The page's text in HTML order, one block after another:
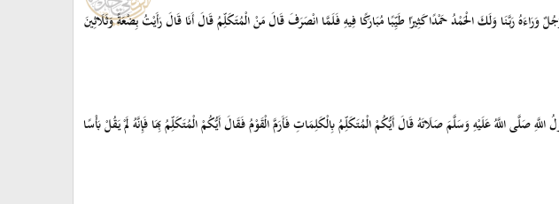
رَبَّنَا وَلَكَ الْحَمْدُ حَمْدًا كَثِيرًا طَيِّبًا مُبَارَكًا فِيهِ فَلَمَّا انْصَرَفَ قَالَ مَنْ الْمُتَكَلِّمُ قَالَ أَنَا قَالَ رَأَيْتُ بِضْعَةً وَثَلَاثِينَ
صَلَّى اللَّهُ عَلَيْهِ وَسَلَّمَ صَلَاتَهُ قَالَ أَيُّكُمْ الْمُتَكَلِّمُ بِالْكَلِمَاتِ فَأَرَمَّ الْقَوْمُ فَقَالَ أَيُّكُمْ الْمُتَكَلِّمُ بِهَا فَإِنَّهُ لَمْ يَقُلْ بَأْسًا